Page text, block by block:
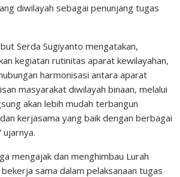
diwilayah sebagai penunjang tugas
Serda Sugiyanto mengatakan,
kegiatan rutinitas aparat kewilayahan,
harmonisasi antara aparat
masyarakat diwilayah binaan, melalui
akan lebih mudah terbangun
kerjasama yang baik dengan berbagai
ujarnya.
mengajak dan menghimbau Lurah
sama dalam pelaksanaan tugas